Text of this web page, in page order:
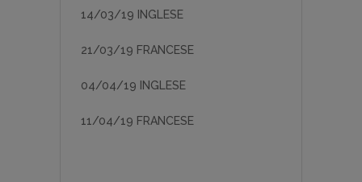
14/03/19 INGLESE
21/03/19 FRANCESE
04/04/19 INGLESE
11/04/19 FRANCESE